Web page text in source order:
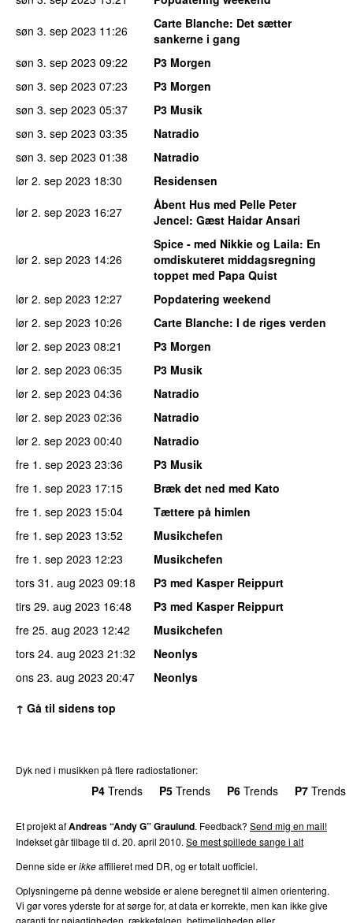
søn 3. sep 2023 11:26 Carte Blanche: Det sætter
sankerne i gang
søn 3. sep 2023 09:22
P3 Morgen
søn 3. sep 2023 07:23
P3 Morgen
søn 3. sep 2023 05:37
P3 Musik
søn 3. sep 2023 03:35
Natradio
søn 3. sep 2023 01:38
Natradio
lør 2. sep 2023 18:30
Residensen
lør 2. sep 2023 16:27
Åbent Hus med Pelle Peter
Jencel: Gæst Haidar Ansari
lør 2. sep 2023 14:26
Spice - med Nikkie og Laila: En
omdiskuteret middagsregning
toppet med Papa Quist
lør 2. sep 2023 12:27
Popdatering weekend
lør 2. sep 2023 10:26 Carte Blanche: I de riges verden
lør 2. sep 2023 08:21
P3 Morgen
lør 2. sep 2023 06:35
P3 Musik
lør 2. sep 2023 04:36
Natradio
lør 2. sep 2023 02:36
Natradio
lør 2. sep 2023 00:40
Natradio
fre 1. sep 2023 23:36
P3 Musik
fre 1. sep 2023 17:15
Bræk det ned med Kato
fre 1. sep 2023 15:04
Tættere på himlen
fre 1. sep 2023 13:52
Musikchefen
fre 1. sep 2023 12:23
Musikchefen
tors 31. aug 2023 09:18
P3 med Kasper Reippurt
tirs 29. aug 2023 16:48
P3 med Kasper Reippurt
fre 25. aug 2023 12:42
Musikchefen
tors 24. aug 2023 21:32
Neonlys
ons 23. aug 2023 20:47
Neonlys
↑ Gå til sidens top
Dyk ned i musikken på flere radiostationer:
P4 Trends P5 Trends P6 Trends P7 Trends
Et projekt afAndreas “Andy G” Graulund. Feedback? Send mig en mail!
Indekset går tilbage til d. 20. april 2010. Se mest spillede sange i alt
Denne side erikkeaffilieret med DR, og er totalt uofficiel.
Oplysningerne på denne webside er alene beregnet til almen orientering.
Vi gør vores yderste for at sørge for, at data er korrekte, men kan ikke give
garanti for nøjagtigheden, rækkefølgen, betimeligheden eller